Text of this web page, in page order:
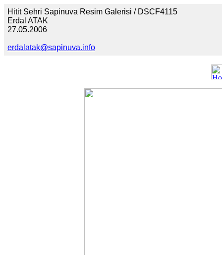
Hitit Sehri Sapinuva Resim Galerisi / DSCF4115
Erdal ATAK
27.05.2006
erdalatak@sapinuva.info